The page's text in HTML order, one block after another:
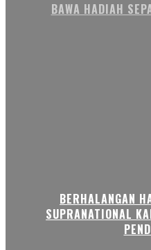
BAWA HADIAH
BERHALANGAN
SUPRANATIONAL